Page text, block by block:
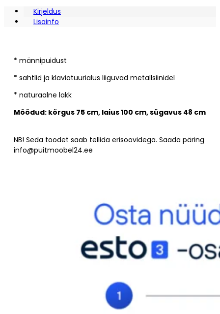
Kirjeldus
Lisainfo
* männipuidust
* sahtlid ja klaviatuurialus liiguvad metallsiinidel
* naturaalne lakk
Mõõdud: kõrgus 75 cm, laius 100 cm, sügavus 48 cm
NB! Seda toodet saab tellida erisoovidega. Saada päring
info@puitmoobel24.ee